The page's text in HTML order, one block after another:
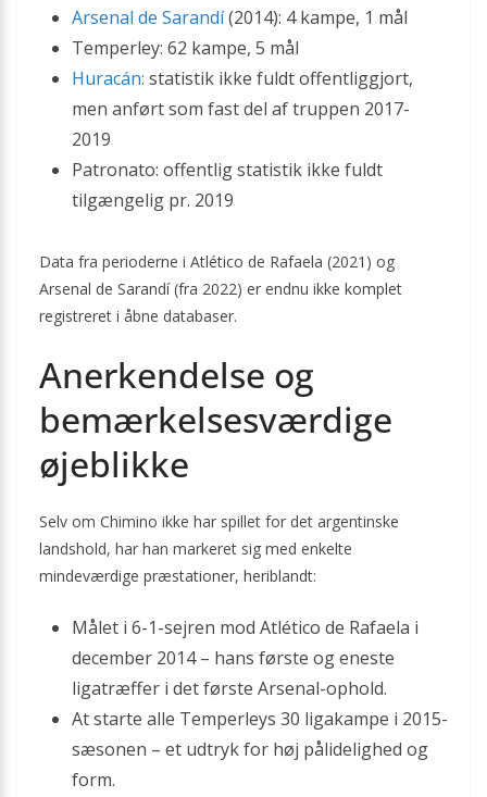
Arsenal de Sarandí(2014): 4 kampe, 1 mål
Temperley: 62 kampe, 5 mål
Huracán: statistik ikke fuldt offentliggjort,
men anført som fast del af truppen 2017-
2019
Patronato: offentlig statistik ikke fuldt
tilgængelig pr. 2019
Data fra perioderne i Atlético de Rafaela (2021) og
Arsenal de Sarandí (fra 2022) er endnu ikke komplet
registreret i åbne databaser.
Anerkendelse og
bemærkelsesværdige
øjeblikke
Selv om Chimino ikke har spillet for det argentinske
landshold, har han markeret sig med enkelte
mindeværdige præstationer, heriblandt:
Målet i 6-1-sejren mod Atlético de Rafaela i
december 2014 – hans første og eneste
ligatræffer i det første Arsenal-ophold.
At starte alle Temperleys 30 ligakampe i 2015-
sæsonen – et udtryk for høj pålidelighed og
form.